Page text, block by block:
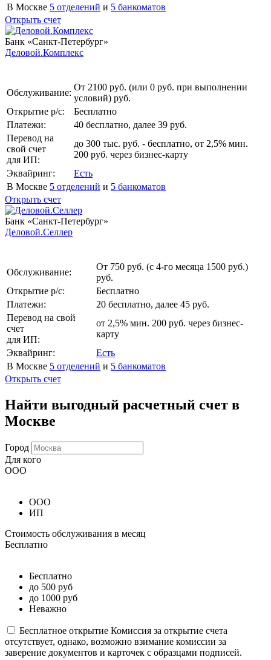
В Москве 5 отделений и 5 банкоматов
Открыть счет
Банк «Санкт-Петербург»
Деловой.Комплекс
Обслуживание:
От 2100 руб. (или 0 руб. при выполнении
условий) руб.
Открытие р/с:
Бесплатно
Платежи:
40 бесплатно, далее 39 руб.
Перевод на
свой счет
для ИП:
до 300 тыс. руб. - бесплатно, от 2,5% мин.
200 руб. через бизнес-карту
Эквайринг:
Есть
В Москве 5 отделений и 5 банкоматов
Открыть счет
Банк «Санкт-Петербург»
Деловой.Селлер
Обслуживание:
От 750 руб. (с 4-го месяца 1500 руб.)
руб.
Открытие р/с:
Бесплатно
Платежи:
20 бесплатно, далее 45 руб.
Перевод на свой
счет
для ИП:
от 2,5% мин. 200 руб. через бизнес-
карту
Эквайринг:
Есть
В Москве 5 отделений и 5 банкоматов
Открыть счет
Найти выгодный расчетный счет в
Москве
Город
Для кого
ООО
ООО
ИП
Стоимость обслуживания в месяц
Бесплатно
Бесплатно
до 500 руб
до 1000 руб
Неважно
Бесплатное открытие Комиссия за открытие счета
отсутствует, однако, возможно взимание комиссии за
заверение документов и карточек с образцами подписей.